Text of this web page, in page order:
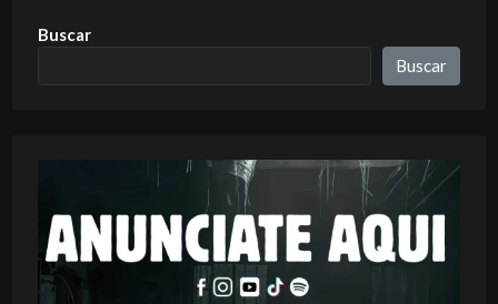
Buscar
Buscar